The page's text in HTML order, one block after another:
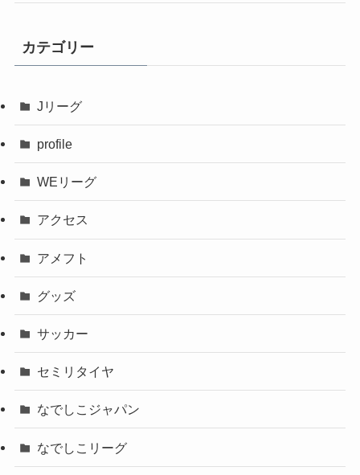
カテゴリー
Jリーグ
profile
WEリーグ
アクセス
アメフト
グッズ
サッカー
セミリタイヤ
なでしこジャパン
なでしこリーグ